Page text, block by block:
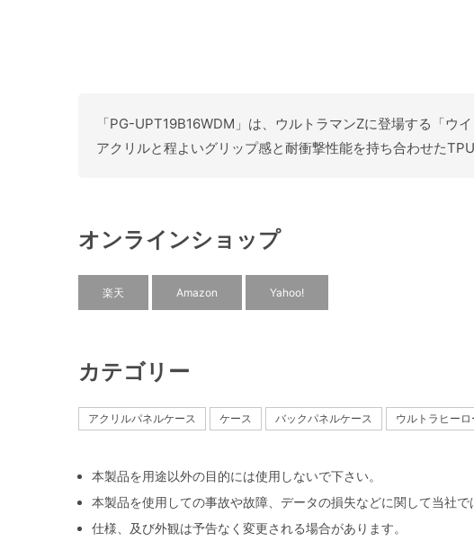
「PG-UPT19B16WDM」は、ウルトラマンZに登場する「
アクリルと程よいグリップ感と耐衝撃性能を持ち合わせた
オンラインショップ
楽天 Amazon Yahoo!
カテゴリー
アクリルパネルケース ケース バックパネルケース ウルトラヒー
本製品を用途以外の目的には使用しないで下さい。
本製品を使用しての事故や故障、データの損失などに関して当社
仕様、及び外観は予告なく変更される場合があります。